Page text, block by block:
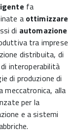
fa
a ottimizzare
di automazione
tra imprese
distribuita, di
interoperabilità
di produzione di
meccatronica, alla
per la
e a sistemi